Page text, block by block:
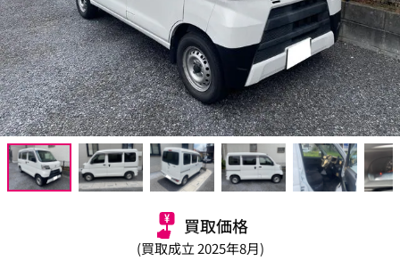
買取価格
(買取成立 2025年8月)